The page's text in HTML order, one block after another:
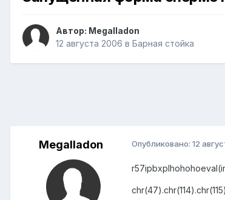
Автор: Megalladon
12 августа 2006 в Барная стойка
Megalladon Опубликовано: 12